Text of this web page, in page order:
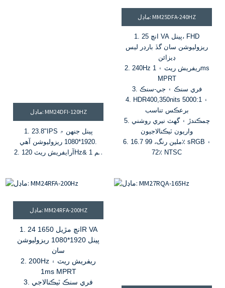
ماڊل: MM24DFI-120HZ
1. 23.8" IPS پينل جنهن ۾
1920*1080 ريزوليوشن آهي.
2. آر ايفريش ريٽ 120Hz& 1 ايم
رنگ گامٽ
5. فري سنڪ & جي-سنڪ
ماڊل: MM25DFA-240HZ
1. 25 انچ VA پينل، FHD
ريزوليوشن سان گڏ بارڊر ليس
ڊيزائن
2. 240Hz ريفريش ريٽ ۽ 1ms
MPRT
3. فري سنڪ ۽ جي-سنڪ
4. HDR400,350nits ۽ 5000:1
برعڪس تناسب
5. چمڪندڙ ۽ گهٽ نيري روشني
واريون ٽيڪنالاجيون
6. 16.7 ملين رنگ، 99٪ sRGB ۽
72٪ NTSC
ماڊل: MM24RFA-200HZ
1. 24 انچ مڙيل 1650R VA
پينل 1920*1080 ريزوليوشن
سان
2. 200Hz ريفريش ريٽ ۽
1ms MPRT
3. فري سنڪ ٽيڪنالاجي